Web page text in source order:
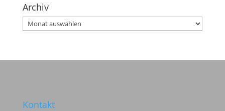
Archiv
Archiv
Kontakt